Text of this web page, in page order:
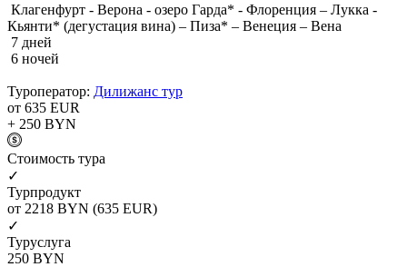
Клагенфурт - Верона - озеро Гарда* - Флоренция – Лукка -
Кьянти* (дегустация вина) – Пиза* – Венеция – Вена
7 дней
6 ночей
Туроператор: Дилижанс тур
от 635 EUR
+ 250 BYN
Cтоимость тура
✓
Турпродукт
от 2218 BYN (635 EUR)
✓
Туруслуга
250 BYN